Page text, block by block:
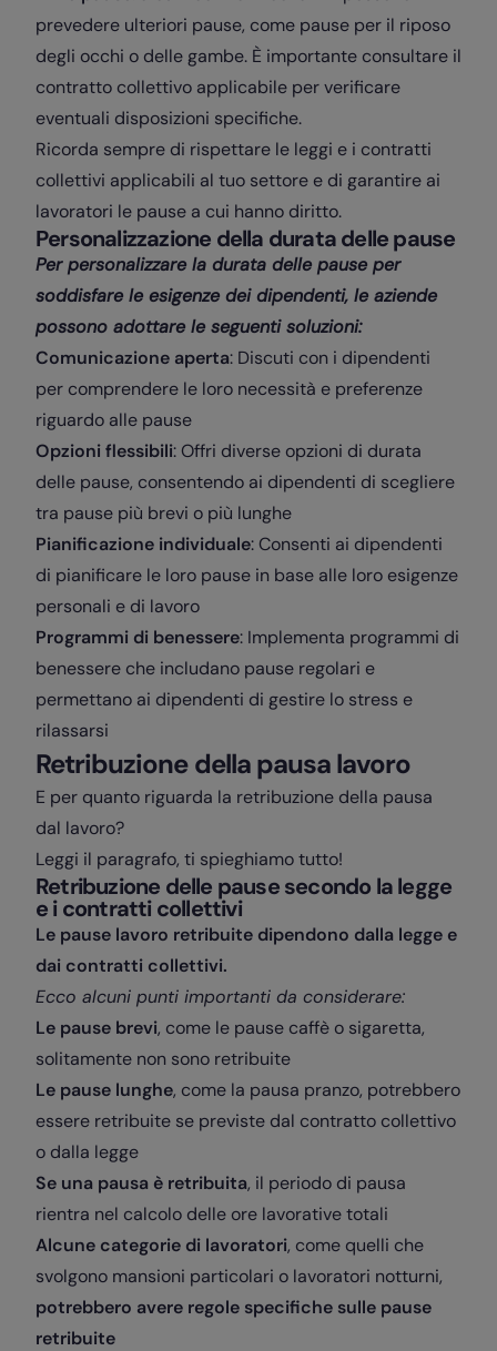
prevedere ulteriori pause, come pause per il riposo
degli occhi o delle gambe. È importante consultare il
contratto collettivo applicabile per verificare
eventuali disposizioni specifiche.
Ricorda sempre di rispettare le leggi e i contratti
collettivi applicabili al tuo settore e di garantire ai
lavoratori le pause a cui hanno diritto.
Personalizzazione della durata delle pause
Per personalizzare la durata delle pause per
soddisfare le esigenze dei dipendenti, le aziende
possono adottare le seguenti soluzioni:
Comunicazione aperta: Discuti con i dipendenti
per comprendere le loro necessità e preferenze
riguardo alle pause
Opzioni flessibili: Offri diverse opzioni di durata
delle pause, consentendo ai dipendenti di scegliere
tra pause più brevi o più lunghe
Pianificazione individuale: Consenti ai dipendenti
di pianificare le loro pause in base alle loro esigenze
personali e di lavoro
Programmi di benessere: Implementa programmi di
benessere che includano pause regolari e
permettano ai dipendenti di gestire lo stress e
rilassarsi
Retribuzione della pausa lavoro
E per quanto riguarda la retribuzione della pausa
dal lavoro?
Leggi il paragrafo, ti spieghiamo tutto!
Retribuzione delle pause secondo la legge
e i contratti collettivi
Le pause lavoro retribuite dipendono dalla legge e
dai contratti collettivi.
Ecco alcuni punti importanti da considerare:
Le pause brevi, come le pause caffè o sigaretta,
solitamente non sono retribuite
Le pause lunghe, come la pausa pranzo, potrebbero
essere retribuite se previste dal contratto collettivo
o dalla legge
Se una pausa è retribuita, il periodo di pausa
rientra nel calcolo delle ore lavorative totali
Alcune categorie di lavoratori, come quelli che
svolgono mansioni particolari o lavoratori notturni,
potrebbero avere regole specifiche sulle pause
retribuite